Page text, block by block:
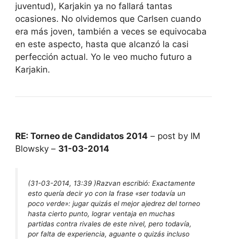
juventud), Karjakin ya no fallará tantas
ocasiones. No olvidemos que Carlsen cuando
era más joven, también a veces se equivocaba
en este aspecto, hasta que alcanzó la casi
perfección actual. Yo le veo mucho futuro a
Karjakin.
RE: Torneo de Candidatos 2014 – post by IM
Blowsky – 31-03-2014
(31-03-2014, 13:39 )Razvan escribió: Exactamente
esto quería decir yo con la frase «ser todavía un
poco verde»: jugar quizás el mejor ajedrez del torneo
hasta cierto punto, lograr ventaja en muchas
partidas contra rivales de este nivel, pero todavía,
por falta de experiencia, aguante o quizás incluso